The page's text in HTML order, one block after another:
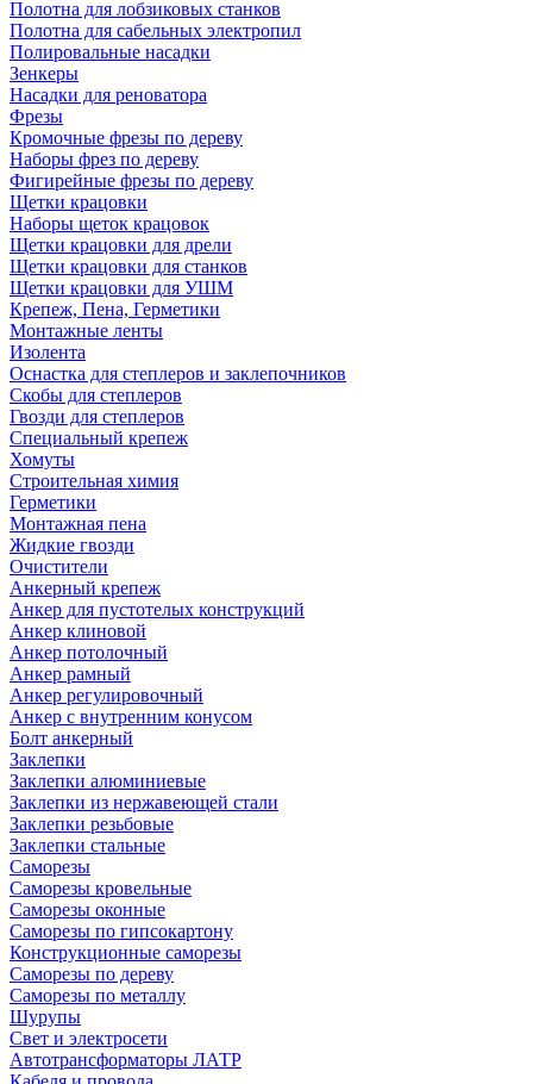
Полотна для лобзиковых станков
Полотна для сабельных электропил
Полировальные насадки
Зенкеры
Насадки для реноватора
Фрезы
Кромочные фрезы по дереву
Наборы фрез по дереву
Фигирейные фрезы по дереву
Щетки крацовки
Наборы щеток крацовок
Щетки крацовки для дрели
Щетки крацовки для станков
Щетки крацовки для УШМ
Крепеж, Пена, Герметики
Монтажные ленты
Изолента
Оснастка для степлеров и заклепочников
Скобы для степлеров
Гвозди для степлеров
Специальный крепеж
Хомуты
Строительная химия
Герметики
Монтажная пена
Жидкие гвозди
Очистители
Анкерный крепеж
Анкер для пустотелых конструкций
Анкер клиновой
Анкер потолочный
Анкер рамный
Анкер регулировочный
Анкер с внутренним конусом
Болт анкерный
Заклепки
Заклепки алюминиевые
Заклепки из нержавеющей стали
Заклепки резьбовые
Заклепки стальные
Саморезы
Саморезы кровельные
Саморезы оконные
Саморезы по гипсокартону
Конструкционные саморезы
Саморезы по дереву
Саморезы по металлу
Шурупы
Свет и электросети
Автотрансформаторы ЛАТР